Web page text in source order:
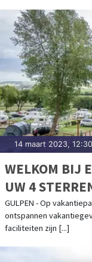
14 maart 2023,
WELKOM BIJ
UW 4
LIMBURGSE
GULPEN - Op
ontspannen
faciliteiten zijn [...]